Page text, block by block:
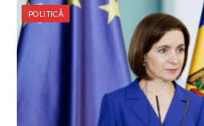
POLITICĂ